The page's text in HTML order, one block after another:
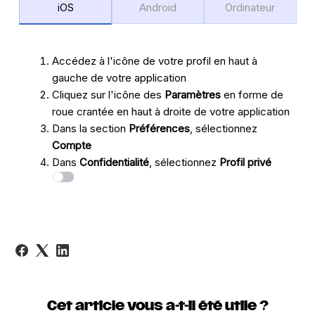
iOS Android Ordinateur
Accédez à l'icône de votre profil en haut à
gauche de votre application
Cliquez sur l'icône des Paramètres en forme de
roue crantée en haut à droite de votre application
Dans la section Préférences, sélectionnez
Compte
DansConfidentialité, sélectionnez Profil privé
Cet article vous a-t-il été utile ?